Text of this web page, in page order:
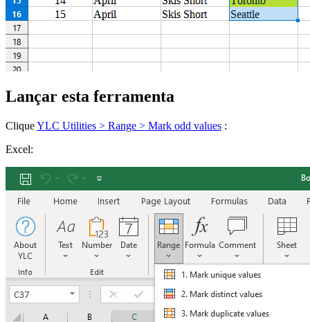
Lançar esta ferramenta
CliqueYLC Utilities > Range > Mark odd values :
Excel: